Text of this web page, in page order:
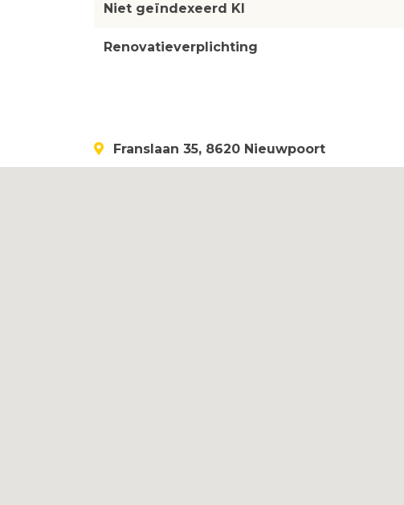
Niet geïndexeerd KI
Renovatieverplichting
Franslaan 35, 8620 Nieuwpoort